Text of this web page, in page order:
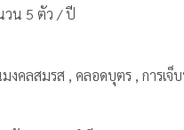
วน 5 ตัว / ปี
งคลสมรส , คลอดบุตร , การเจ็